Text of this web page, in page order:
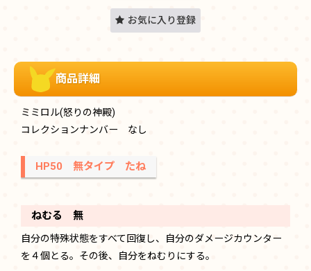
お気に入り登録
商品詳細
ミミロル(怒りの神殿)
コレクションナンバー なし
HP50 無タイプ たね
ねむる 無
自分の特殊状態をすべて回復し、自分のダメージカウンター
を４個とる。その後、自分をねむりにする。